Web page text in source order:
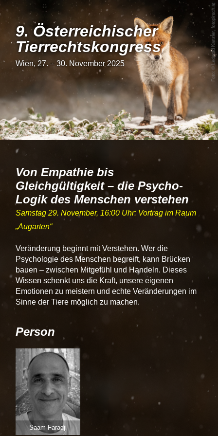
9. Österrei­chi­scher
Tier­rechts­kon­gress
Wien, 27. – 30. November 2025
Von Empathie bis
Gleichgültigkeit – die Psycho-
Logik des Menschen verstehen
Samstag 29. November, 16:00 Uhr: Vortrag im Raum
Augarten
Veränderung beginnt mit Verstehen. Wer die
Psychologie des Menschen begreift, kann Brücken
bauen – zwischen Mitgefühl und Handeln. Dieses
Wissen schenkt uns die Kraft, unsere eigenen
Emotionen zu meistern und echte Veränderungen im
Sinne der Tiere möglich zu machen.
Person
Saam Faradji